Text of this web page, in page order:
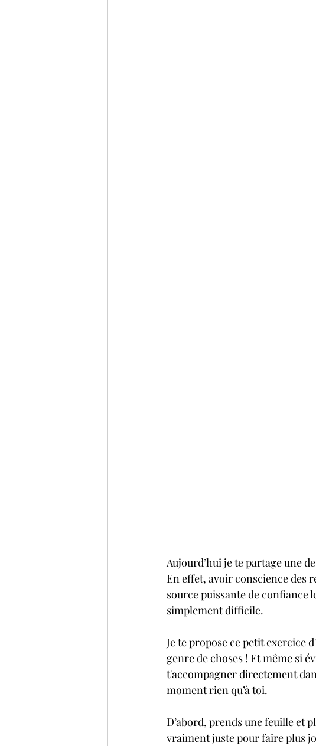
Aujourd’hui je te partage une
En effet, avoir conscience des
source puissante de confiance
simplement difficile.
Je te propose ce petit exercice
genre de choses ! Et même si
t'accompagner directement
moment rien qu’à toi.
D’abord, prends une feuille et
vraiment juste pour faire plus